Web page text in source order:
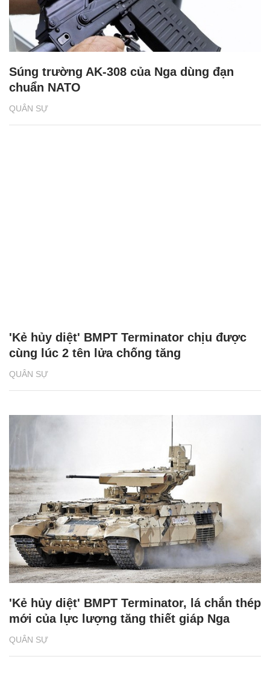
QUÂN SỰ
Súng trường AK-308 của Nga dùng đạn
chuẩn NATO
QUÂN SỰ
'Kẻ hủy diệt' BMPT Terminator chịu được
cùng lúc 2 tên lửa chống tăng
QUÂN SỰ
'Kẻ hủy diệt' BMPT Terminator, lá chắn thép
mới của lực lượng tăng thiết giáp Nga